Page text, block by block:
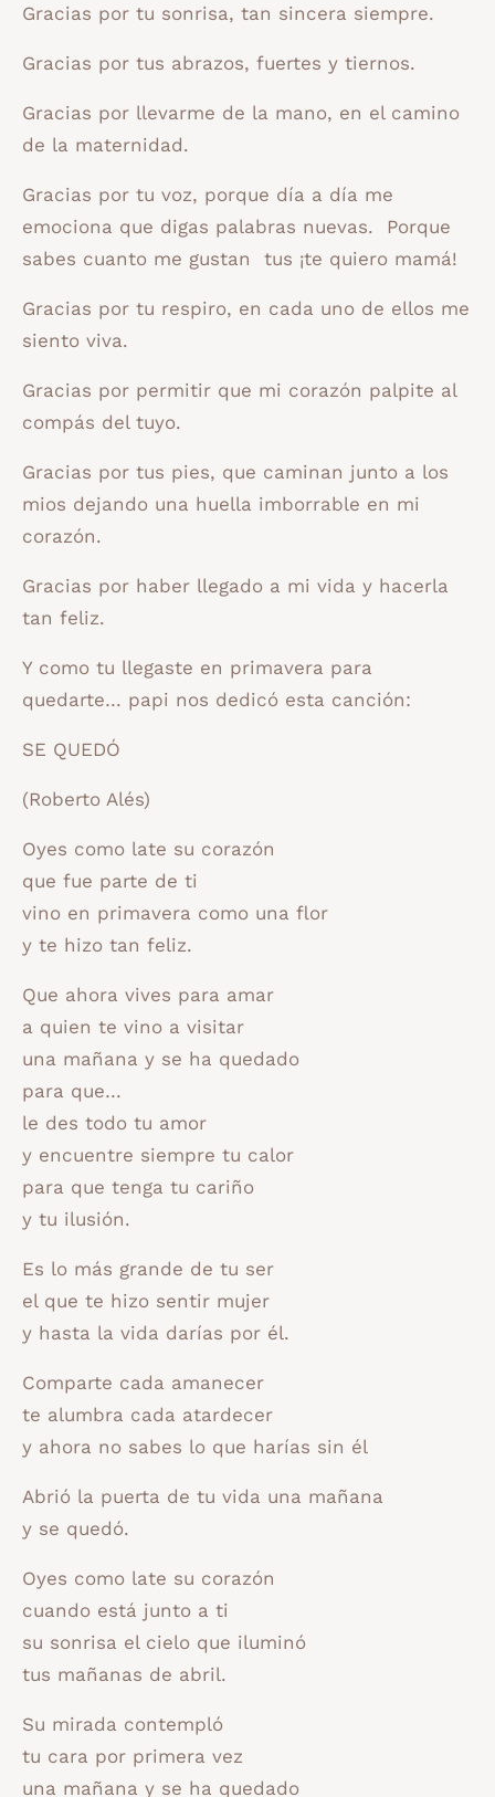
Gracias por tu sonrisa, tan sincera siempre.
Gracias por tus abrazos, fuertes y tiernos.
Gracias por llevarme de la mano, en el camino
de la maternidad.
Gracias por tu voz, porque día a día me
emociona que digas palabras nuevas. Porque
sabes cuanto me gustan tus ¡te quiero mamá!
Gracias por tu respiro, en cada uno de ellos me
siento viva.
Gracias por permitir que mi corazón palpite al
compás del tuyo.
Gracias por tus pies, que caminan junto a los
mios dejando una huella imborrable en mi
corazón.
Gracias por haber llegado a mi vida y hacerla
tan feliz.
Y como tu llegaste en primavera para
quedarte… papi nos dedicó esta canción:
SE QUEDÓ
(Roberto Alés)
Oyes como late su corazón
que fue parte de ti
vino en primavera como una flor
y te hizo tan feliz.
Que ahora vives para amar
a quien te vino a visitar
una mañana y se ha quedado
para que…
le des todo tu amor
y encuentre siempre tu calor
para que tenga tu cariño
y tu ilusión.
Es lo más grande de tu ser
el que te hizo sentir mujer
y hasta la vida darías por él.
Comparte cada amanecer
te alumbra cada atardecer
y ahora no sabes lo que harías sin él
Abrió la puerta de tu vida una mañana
y se quedó.
Oyes como late su corazón
cuando está junto a ti
su sonrisa el cielo que iluminó
tus mañanas de abril.
Su mirada contempló
tu cara por primera vez
una mañana y se ha quedado